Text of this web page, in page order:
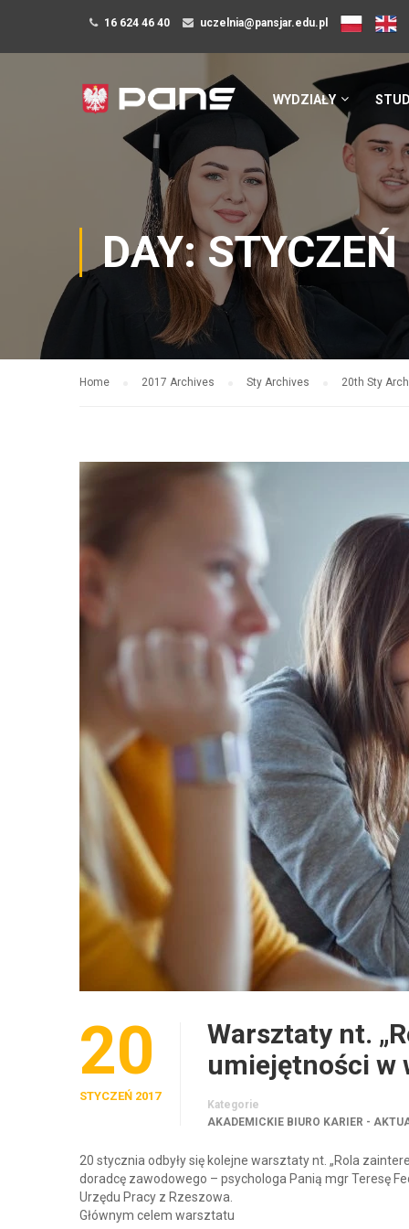
16 624 46 40 uczelnia@pansjar.edu.pl
WYDZIAŁY
DAY:
Home 2017 Archives Sty Archives 20th Sty
20
STYCZEŃ 2017
Warsztaty nt.
umiejętności w
Kategorie
AKADEMICKIE BIURO KARIER -
20 stycznia odbyły się kolejne warsztaty nt. „Rola
doradcę zawodowego – psychologa Panią mgr Teresę
Urzędu Pracy z Rzeszowa.
Głównym celem warsztatu